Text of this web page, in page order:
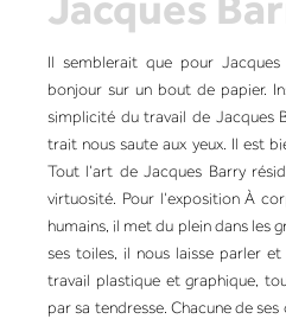
Il semblerait que pour
bonjour sur un bout de papier.
simplicité du travail de Jacques
trait nous saute aux yeux. Il est
Tout l’art de Jacques Barry
virtuosité. Pour l’exposition À
humains, il met du plein dans les
ses toiles, il nous laisse parler
travail plastique et graphique,
par sa tendresse. Chacune de